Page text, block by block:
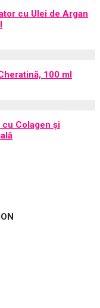
cu Ulei de Argan
100 ml
cu Colagen și